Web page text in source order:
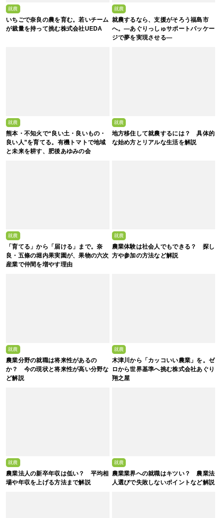
就農
いちごで奈良の農を育む。若いチーム
が裁量を持って挑む株式会社UEDA
就農
就農するなら、支援がそろう福島市
へ。—あぐりっしゅサポートパッケー
ジで夢を実現させる—
就農
熊本・不知火で“良い土・良いもの・
良い人”を育てる。有機トマトで地域
と未来を耕す、肥後あゆみの会
就農
地方移住して就農するには？ 具体的
な始め方とリアルな生活を解説
就農
「育てる」から「届ける」まで。奈
良・五條の堀内果実園が、果物の六次
産業で仲間を増やす理由
就農
農業体験は社会人でもできる？ 探し
方や参加の方法など解説
就農
農業分野の就職は将来性があるの
か？ 今の現状と将来性が高い分野な
ど解説
就農
木津川から「カッコいい農業」を。ゼ
ロから世界基準へ挑む株式会社あぐり
翔之屋
就農
農業法人の新卒年収は低い？ 平均相
場や年収を上げる方法まで解説
就農
農業業界への就職はキツい？ 農業法
人選びで失敗しないポイントなど解説